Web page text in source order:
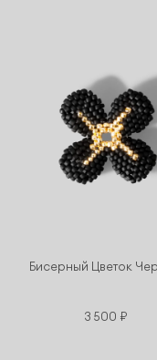
Бисерный Цветок
3 500 ₽